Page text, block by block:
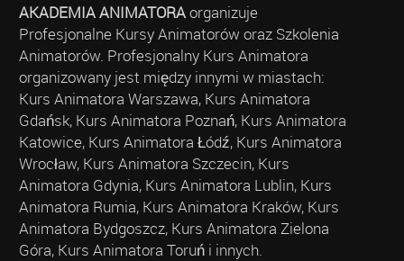
AKADEMIA ANIMATORAorganizuje
Profesjonalne Kursy Animatorów oraz Szkolenia
Animatorów. Profesjonalny Kurs Animatora
organizowany jest między innymi w miastach:
Kurs Animatora Warszawa, Kurs Animatora
Gdańsk, Kurs Animatora Poznań, Kurs Animatora
Katowice, Kurs Animatora Łódź, Kurs Animatora
Wrocław, Kurs Animatora Szczecin, Kurs
Animatora Gdynia, Kurs Animatora Lublin, Kurs
Animatora Rumia, Kurs Animatora Kraków, Kurs
Animatora Bydgoszcz, Kurs Animatora Zielona
Góra, Kurs Animatora Toruń i innych.